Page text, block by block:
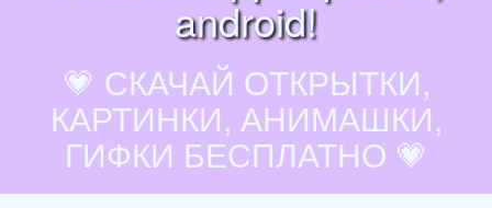
android!
💗 СКАЧАЙ ОТКРЫТКИ,
КАРТИНКИ, АНИМАШКИ,
ГИФКИ БЕСПЛАТНО 💗